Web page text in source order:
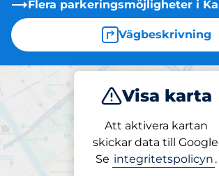
Flera parkeringsmöjligheter i
Vägbeskrivning
Visa karta
Att aktivera kartan
skickar data till
Se integritetspolicyn .
Parkera
Parkering på plats